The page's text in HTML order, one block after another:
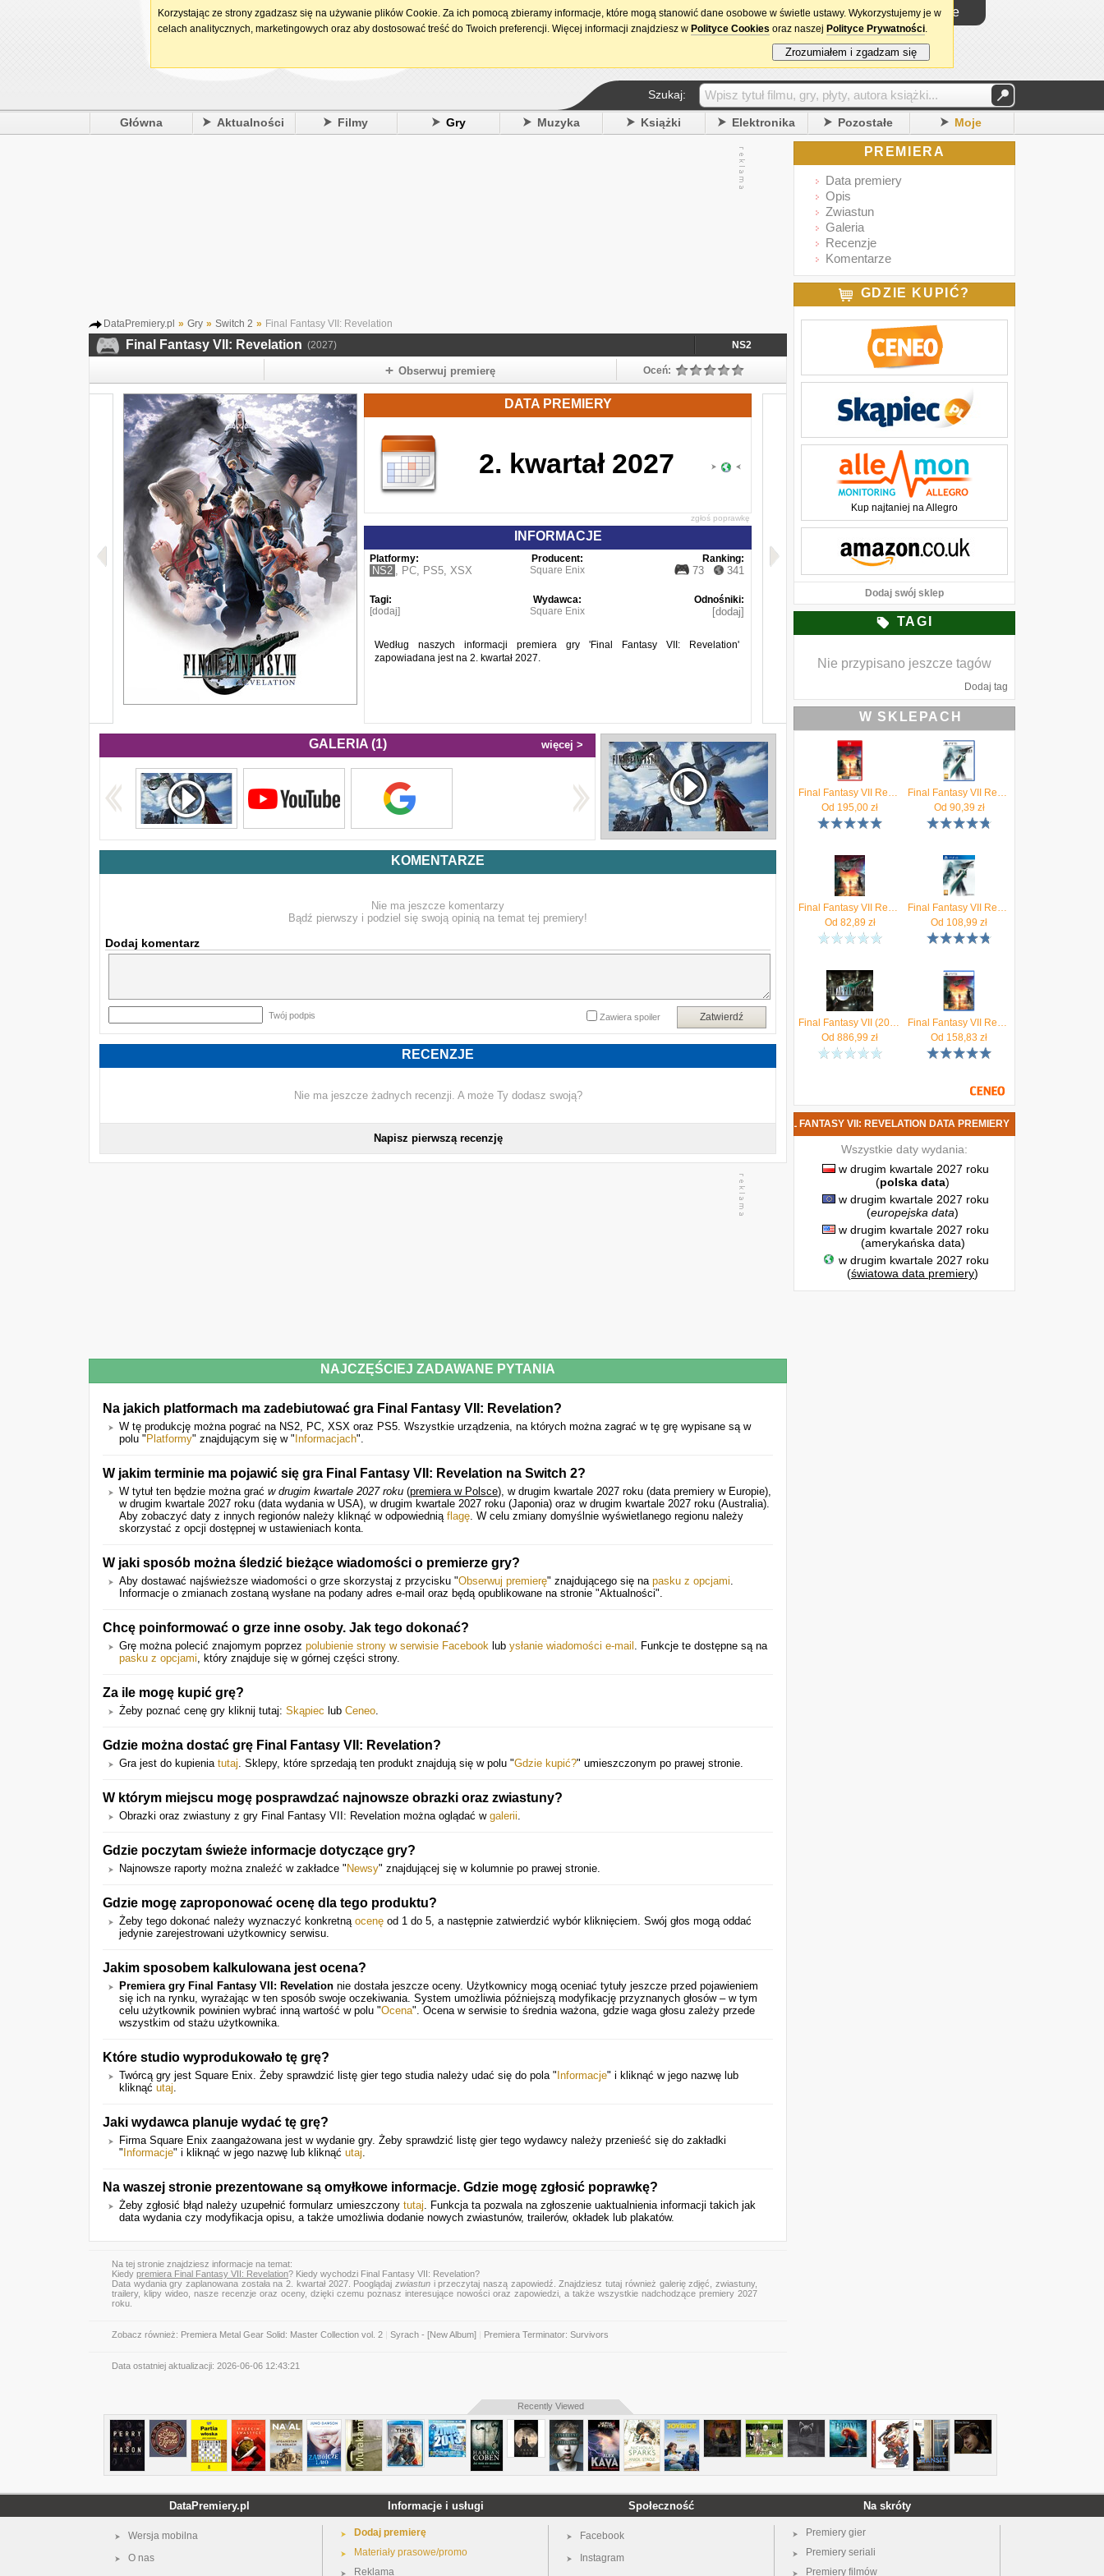
15. urodziny DataPremiery.pl Logowanie
Szukaj:
Główna Aktualności Filmy Gry Muzyka Książki Elektronika Pozostałe Moje
DataPremiery.pl » Gry » Switch 2 » Final Fantasy VII: Revelation
Final Fantasy VII: Revelation (2027) NS2
Obserwuj premierę Oceń:
DATA PREMIERY
2. kwartał 2027
zgłoś poprawkę
INFORMACJE
Platformy:
NS2 , PC, PS5, XSX
Producent:
Square Enix
Ranking:
73 341
Tagi:
[dodaj]
Wydawca:
Square Enix
Odnośniki:
[dodaj]
Według naszych informacji premiera gry 'Final Fantasy VII: Revelation'
zapowiadana jest na 2. kwartał 2027.
GALERIA (1) więcej >
KOMENTARZE
Nie ma jeszcze komentarzy
Bądź pierwszy i podziel się swoją opinią na temat tej premiery!
Dodaj komentarz
Twój podpis Zatwierdź
Zawiera spoiler
RECENZJE
Nie ma jeszcze żadnych recenzji. A może Ty dodasz swoją?
Napisz pierwszą recenzję
NAJCZĘŚCIEJ ZADAWANE PYTANIA
Na jakich platformach ma zadebiutować gra Final Fantasy VII: Revelation?
W tę produkcję można pograć na NS2, PC, XSX oraz PS5. Wszystkie urządzenia, na których można zagrać w tę grę wypisane są w
polu " Platformy" znajdującym się w " Informacjach".
W jakim terminie ma pojawić się gra Final Fantasy VII: Revelation na Switch 2?
W tytuł ten będzie można grać w drugim kwartale 2027 roku (premiera w Polsce), w drugim kwartale 2027 roku (data premiery w Europie),
w drugim kwartale 2027 roku (data wydania w USA), w drugim kwartale 2027 roku (Japonia) oraz w drugim kwartale 2027 roku (Australia).
Aby zobaczyć daty z innych regionów należy kliknąć w odpowiednią flagę. W celu zmiany domyślnie wyświetlanego regionu należy
skorzystać z opcji dostępnej w ustawieniach konta.
W jaki sposób można śledzić bieżące wiadomości o premierze gry?
Aby dostawać najświeższe wiadomości o grze skorzystaj z przycisku "Obserwuj premierę" znajdującego się na pasku z opcjami.
Informacje o zmianach zostaną wysłane na podany adres e-mail oraz będą opublikowane na stronie "Aktualności".
Chcę poinformować o grze inne osoby. Jak tego dokonać?
Grę można polecić znajomym poprzez polubienie strony w serwisie Facebook lub ysłanie wiadomości e-mail . Funkcje te dostępne są na
pasku z opcjami, który znajduje się w górnej części strony.
Za ile mogę kupić grę?
Żeby poznać cenę gry kliknij tutaj: Skąpiec lub Ceneo.
Gdzie można dostać grę Final Fantasy VII: Revelation?
Gra jest do kupienia tutaj. Sklepy, które sprzedają ten produkt znajdują się w polu "Gdzie kupić?" umieszczonym po prawej stronie.
W którym miejscu mogę posprawdzać najnowsze obrazki oraz zwiastuny?
Obrazki oraz zwiastuny z gry Final Fantasy VII: Revelation można oglądać w galerii.
Gdzie poczytam świeże informacje dotyczące gry?
Najnowsze raporty można znaleźć w zakładce " Newsy" znajdującej się w kolumnie po prawej stronie.
Gdzie mogę zaproponować ocenę dla tego produktu?
Żeby tego dokonać należy wyznaczyć konkretną ocenę od 1 do 5, a następnie zatwierdzić wybór kliknięciem. Swój głos mogą oddać
jedynie zarejestrowani użytkownicy serwisu.
Jakim sposobem kalkulowana jest ocena?
Premiera gry Final Fantasy VII: Revelation nie dostała jeszcze oceny. Użytkownicy mogą oceniać tytuły jeszcze przed pojawieniem
się ich na rynku, wyrażając w ten sposób swoje oczekiwania. System umożliwia późniejszą modyfikację przyznanych głosów – w tym
celu użytkownik powinien wybrać inną wartość w polu "Ocena". Ocena w serwisie to średnia ważona, gdzie waga głosu zależy przede
wszystkim od stażu użytkownika.
Które studio wyprodukowało tę grę?
Twórcą gry jest Square Enix. Żeby sprawdzić listę gier tego studia należy udać się do pola " Informacje" i kliknąć w jego nazwę lub
kliknąć utaj.
Jaki wydawca planuje wydać tę grę?
Firma Square Enix zaangażowana jest w wydanie gry. Żeby sprawdzić listę gier tego wydawcy należy przenieść się do zakładki
" Informacje" i kliknąć w jego nazwę lub kliknąć utaj.
Na waszej stronie prezentowane są omyłkowe informacje. Gdzie mogę zgłosić poprawkę?
Żeby zgłosić błąd należy uzupełnić formularz umieszczony tutaj. Funkcja ta pozwala na zgłoszenie uaktualnienia informacji takich jak
data wydania czy modyfikacja opisu, a także umożliwia dodanie nowych zwiastunów, trailerów, okładek lub plakatów.
Na tej stronie znajdziesz informacje na temat:
Kiedy premiera Final Fantasy VII: Revelation? Kiedy wychodzi Final Fantasy VII: Revelation?
Data wydania gry zaplanowana została na 2. kwartał 2027. Pooglądaj zwiastun i przeczytaj naszą zapowiedź. Znajdziesz tutaj również galerię zdjęć, zwiastuny,
trailery, klipy wideo, nasze recenzje oraz oceny, dzięki czemu poznasz interesujące nowości oraz zapowiedzi, a także wszystkie nadchodzące premiery 2027
roku.
Zobacz również: Premiera Metal Gear Solid: Master Collection vol. 2 Syrach - [New Album] Premiera Terminator: Survivors
Data ostatniej aktualizacji: 2026-06-06 12:43:21
PREMIERA
Data premiery
Opis
Zwiastun
Galeria
Recenzje
Komentarze
GDZIE KUPIĆ?
Kup najtaniej na Allegro
Dodaj swój sklep
TAGI
Nie przypisano jeszcze tagów
Dodaj tag
W SKLEPACH
Final Fantasy VII Rebirth (Gra NS2)
Od 195,00 zł
Final Fantasy VII Remake Intergrade (Gra PS5)
Od 90,39 zł
Final Fantasy VII Rebirth (Digital)
Od 82,89 zł
Final Fantasy VII Remake (Gra PS4)
Od 108,99 zł
Final Fantasy VII (2013) (Digital)
Od 886,99 zł
Final Fantasy VII Rebirth (Gra PS5)
Od 158,83 zł
FINAL FANTASY VII: REVELATION DATA PREMIERY
Wszystkie daty wydania:
w drugim kwartale 2027 roku
(polska data)
w drugim kwartale 2027 roku
(europejska data)
w drugim kwartale 2027 roku
(amerykańska data)
w drugim kwartale 2027 roku
(światowa data premiery)
Recently Viewed
DataPremiery.pl
Wersja mobilna
O nas
Informacje i usługi
Dodaj premierę
Materiały prasowe/promo
Reklama
Społeczność
Facebook
Instagram
Na skróty
Premiery gier
Premiery seriali
Premiery filmów
Korzystając ze strony zgadzasz się na używanie plików Cookie. Za ich pomocą zbieramy informacje, które mogą stanowić dane osobowe w świetle ustawy. Wykorzystujemy je w
celach analitycznych, marketingowych oraz aby dostosować treść do Twoich preferencji. Więcej informacji znajdziesz w Polityce Cookies oraz naszej Polityce Prywatności.
Zrozumiałem i zgadzam się